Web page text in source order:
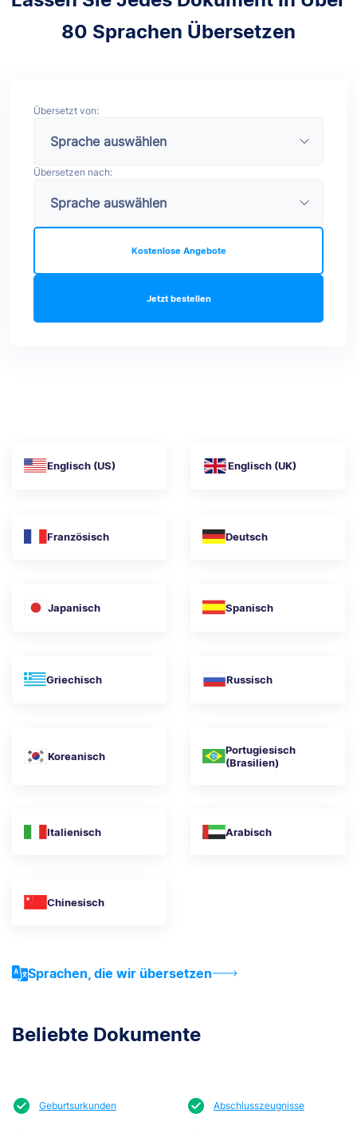
80 Sprachen Übersetzen
Übersetzt von:
Übersetzen nach:
Jetzt bestellen
Kostenlose Angebote
Englisch (US) Englisch (UK)
Französisch Deutsch
Japanisch Spanisch
Griechisch Russisch
Koreanisch
Portugiesisch
(Brasilien)
Italienisch Arabisch
Chinesisch
Sprachen, die wir übersetzen
Beliebte Dokumente
Geburtsurkunden Abschlusszeugnisse